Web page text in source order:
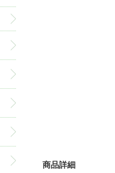
商品詳細